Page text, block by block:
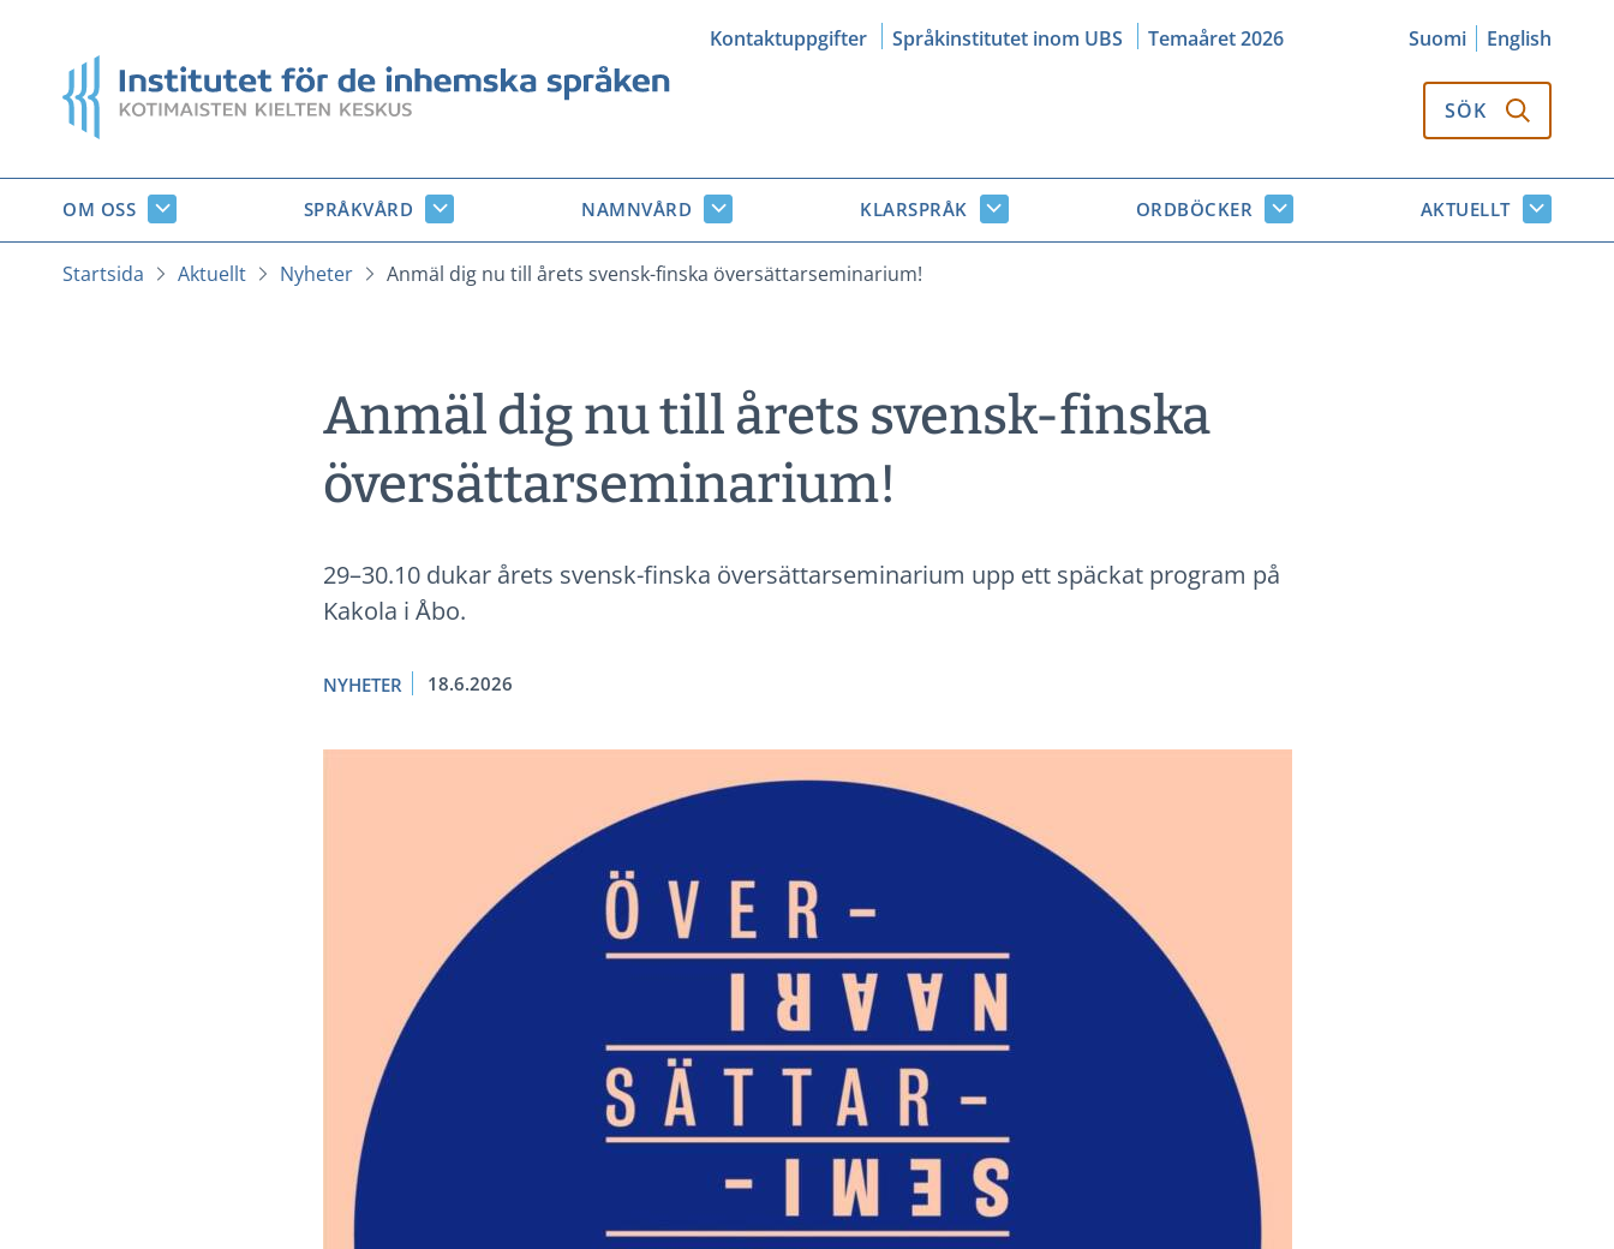
innehåll
Kontaktuppgifter Språkinstitutet inom UBS Temaåret 2026 Suomi
English
Startsida
SÖK
OM OSS
Om
oss
undersidor
SPRÅKVÅRD
Språkvård
undersidor
NAMNVÅRD
Namnvård
undersidor
KLARSPRÅK
Klarspråk
undersidor
ORDBÖCKER
Ordböcker
undersidor
AKTUELLT
Aktuellt
Startsida
Aktuellt Nyheter Anmäl dig nu till årets svensk-finska översättarseminarium!
Anmäl dig nu till årets svensk-finska
översättarseminarium!
29–30.10 dukar årets svensk-finska översättarseminarium upp ett späckat program på
Kakola i Åbo.
NYHETER 18.6.2026